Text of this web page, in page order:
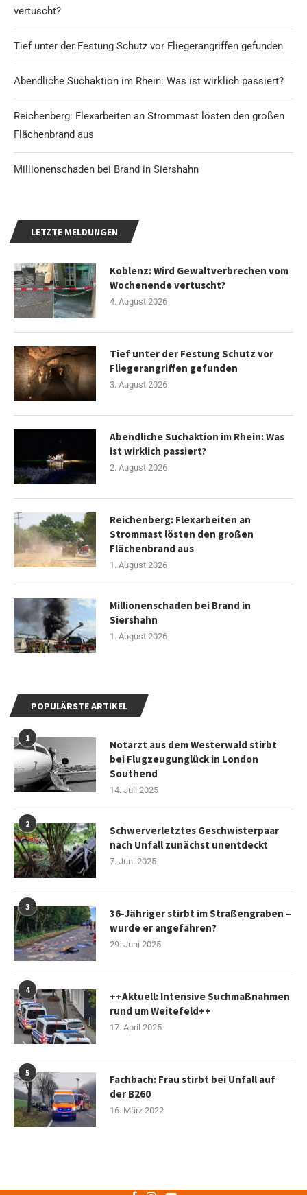
vertuscht?
Tief unter der Festung Schutz vor Fliegerangriffen gefunden
Abendliche Suchaktion im Rhein: Was ist wirklich passiert?
Reichenberg: Flexarbeiten an Strommast lösten den großen
Flächenbrand aus
Millionenschaden bei Brand in Siershahn
LETZTE MELDUNGEN
Koblenz: Wird Gewaltverbrechen vom
Wochenende vertuscht?
4. August 2026
Tief unter der Festung Schutz vor
Fliegerangriffen gefunden
3. August 2026
Abendliche Suchaktion im Rhein: Was
ist wirklich passiert?
2. August 2026
Reichenberg: Flexarbeiten an
Strommast lösten den großen
Flächenbrand aus
1. August 2026
Millionenschaden bei Brand in
Siershahn
1. August 2026
POPULÄRSTE ARTIKEL
1
Notarzt aus dem Westerwald stirbt
bei Flugzeugunglück in London
Southend
14. Juli 2025
2
Schwerverletztes Geschwisterpaar
nach Unfall zunächst unentdeckt
7. Juni 2025
3
36-Jähriger stirbt im Straßengraben –
wurde er angefahren?
29. Juni 2025
4
++Aktuell: Intensive Suchmaßnahmen
rund um Weitefeld++
17. April 2025
5
Fachbach: Frau stirbt bei Unfall auf
der B260
16. März 2022